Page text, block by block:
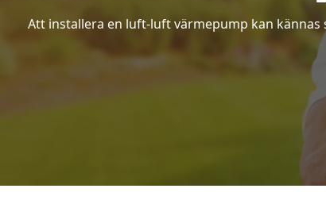
Att installera en luft-luft värmepump kan